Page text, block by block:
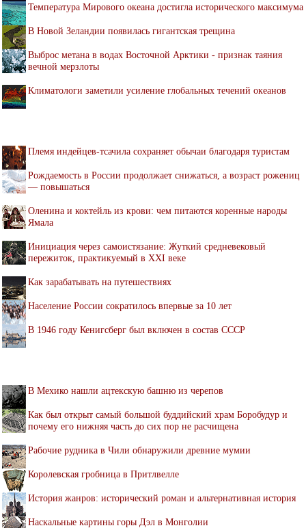
Температура Мирового океана достигла исторического максимума
В Новой Зеландии появилась гигантская трещина
Выброс метана в водах Восточной Арктики - признак таяния
вечной мерзлоты
Климатологи заметили усиление глобальных течений океанов
Племя индейцев-тсачила сохраняет обычаи благодаря туристам
Рождаемость в России продолжает снижаться, а возраст рожениц
— повышаться
Оленина и коктейль из крови: чем питаются коренные народы
Ямала
Инициация через самоистязание: Жуткий средневековый
пережиток, практикуемый в XXI веке
Как зарабатывать на путешествиях
Население России сократилось впервые за 10 лет
В 1946 году Кенигсберг был включен в состав СССР
В Мехико нашли ацтекскую башню из черепов
Как был открыт самый большой буддийский храм Боробудур и
почему его нижняя часть до сих пор не расчищена
Рабочие рудника в Чили обнаружили древние мумии
Королевская гробница в Притлвелле
История жанров: исторический роман и альтернативная история
Наскальные картины горы Дэл в Монголии